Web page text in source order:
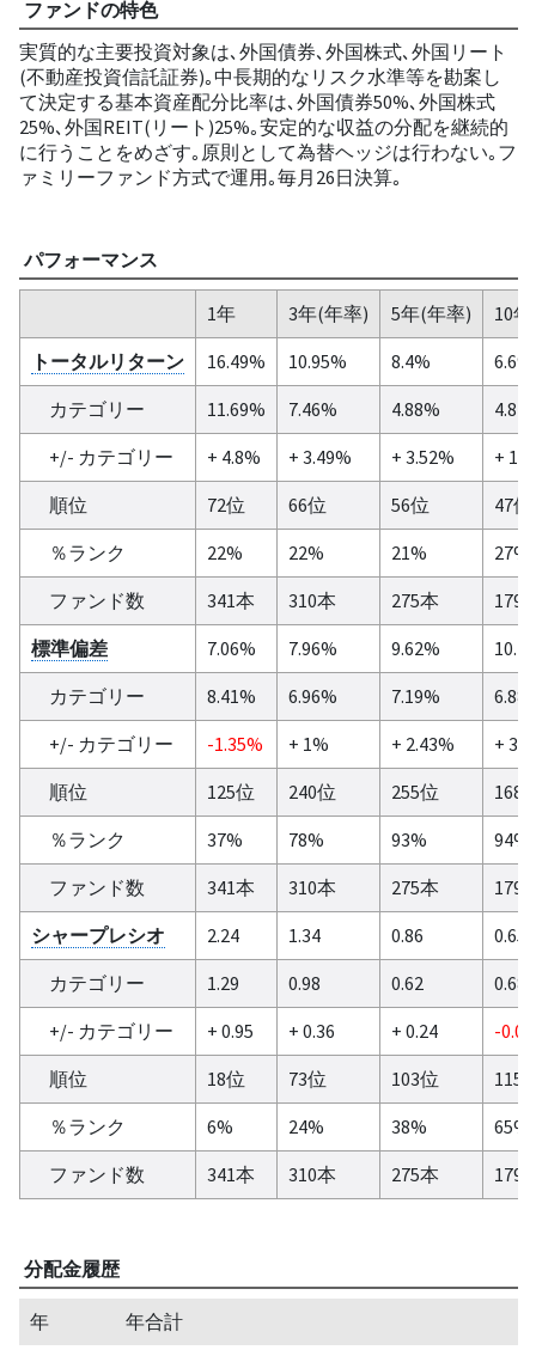
ファンドの特色
実質的な主要投資対象は､外国債券､外国株式､外国リート
(不動産投資信託証券)｡中長期的なリスク水準等を勘案し
て決定する基本資産配分比率は､外国債券50%､外国株式
25%､外国REIT(リート)25%｡安定的な収益の分配を継続的
に行うことをめざす｡原則として為替ヘッジは行わない｡フ
ァミリーファンド方式で運用｡毎月26日決算｡
パフォーマンス
1年 3年(年率) 5年(年率)
10
トータルリターン
16.49% 10.95% 8.4%
カテゴリー
11.69% 7.46% 4.88%
+/- カテゴリー
+ 4.8% + 3.49% + 3.52%
+
順位
72位 66位 56位
47位
％ランク
22% 22% 21%
27%
ファンド数
341本 310本 275本
179
標準偏差
7.06% 7.96% 9.62%
カテゴリー
8.41% 6.96% 7.19%
+/- カテゴリー
-1.35% + 1% + 2.43%
+
順位
125位 240位 255位
168
％ランク
37% 78% 93%
94%
ファンド数
341本 310本 275本
179
シャープレシオ
2.24 1.34 0.86
0.65
カテゴリー
1.29 0.98 0.62
0.68
+/- カテゴリー
+ 0.95 + 0.36 + 0.24
-0.03
順位
18位 73位 103位
115
％ランク
6% 24% 38%
65%
ファンド数
341本 310本 275本 179
分配金履歴
年
年合計